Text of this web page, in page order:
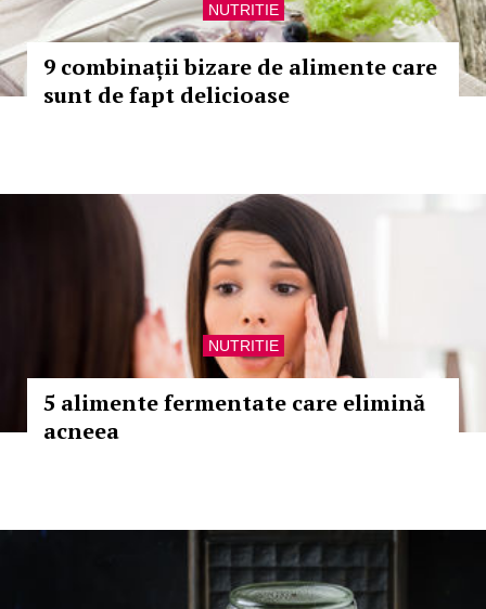
NUTRITIE
9 combinații bizare de alimente care
sunt de fapt delicioase
NUTRITIE
5 alimente fermentate care elimină
acneea